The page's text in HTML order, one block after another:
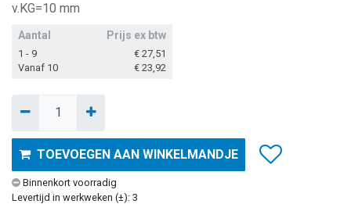
v.KG=10 mm
Aantal Prijs ex btw
1 - 9 € 27,51
Vanaf 10
€ 23,92
TOEVOEGEN AAN WINKELMANDJE
Binnenkort voorradig
Levertijd in werkweken (±): 3